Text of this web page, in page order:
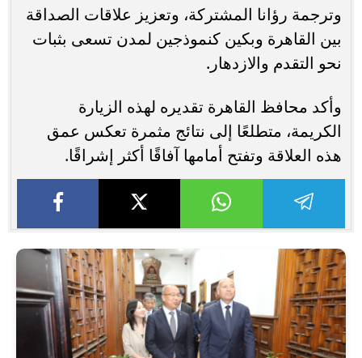
وترجمة رؤانا المشتركة، وتعزيز علاقات الصداقة
بين القاهرة وبكين كنموذجين لمدن تسعى بثبات
نحو التقدم والازدهار.
وأكد محافظ القاهرة تقديره لهذه الزيارة
الكريمة، متطلعًا إلى نتائج مثمرة تعكس عمق
هذه العلاقة وتفتح أمامها آفاقًا أكثر إشراقًا.